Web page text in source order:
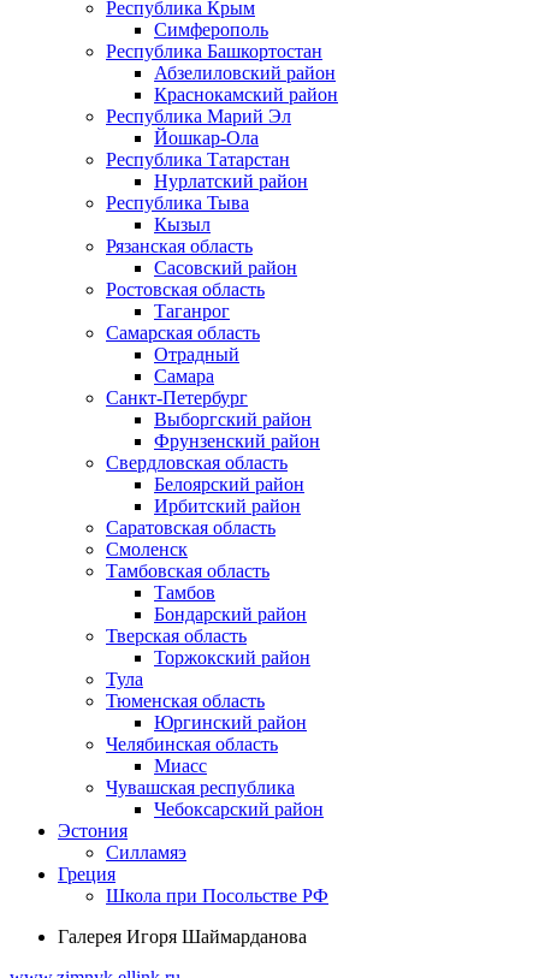
Республика Крым
Симферополь
Республика Башкортостан
Абзелиловский район
Краснокамский район
Республика Марий Эл
Йошкар-Ола
Республика Татарстан
Нурлатский район
Республика Тыва
Кызыл
Рязанская область
Сасовский район
Ростовская область
Таганрог
Самарская область
Отрадный
Самара
Санкт-Петербург
Выборгский район
Фрунзенский район
Свердловская область
Белоярский район
Ирбитский район
Саратовская область
Смоленск
Тамбовская область
Тамбов
Бондарский район
Тверская область
Торжокский район
Тула
Тюменская область
Юргинский район
Челябинская область
Миасс
Чувашская республика
Чебоксарский район
Эстония
Силламяэ
Греция
Школа при Посольстве РФ
Галерея Игоря Шаймарданова